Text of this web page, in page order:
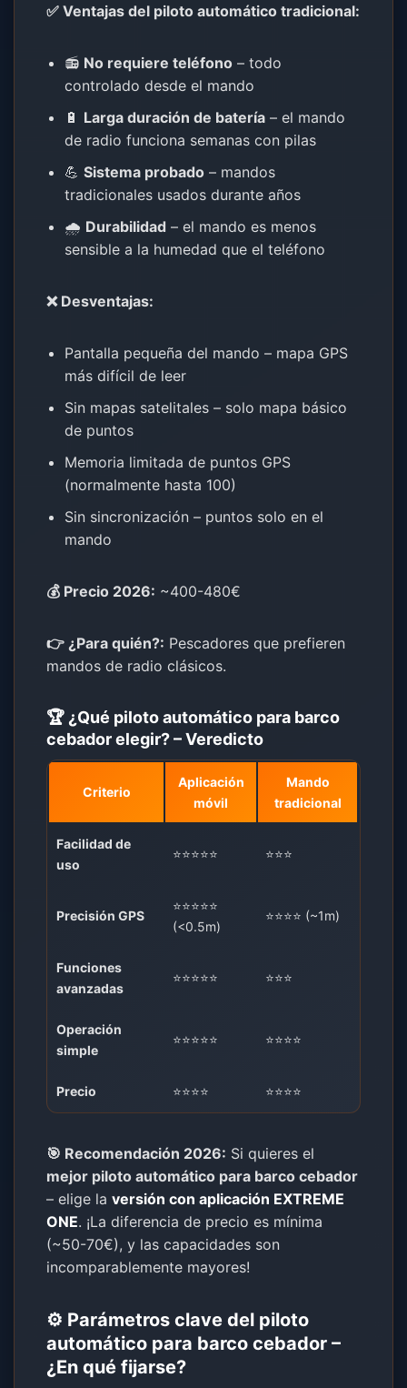
✅ Ventajas del piloto automático tradicional:
📻 No requiere teléfono – todo
controlado desde el mando
🔋 Larga duración de batería – el mando
de radio funciona semanas con pilas
💪Sistema probado – mandos
tradicionales usados durante años
🌧️ Durabilidad – el mando es menos
sensible a la humedad que el teléfono
❌ Desventajas:
Pantalla pequeña del mando – mapa GPS
más difícil de leer
Sin mapas satelitales – solo mapa básico
de puntos
Memoria limitada de puntos GPS
(normalmente hasta 100)
Sin sincronización – puntos solo en el
mando
💰 Precio 2026: ~400-480€
👉 ¿Para quién?: Pescadores que prefieren
mandos de radio clásicos.
🏆 ¿Qué piloto automático para barco
cebador elegir? – Veredicto
Criterio
Aplicación
móvil
Mando
tradicional
Facilidad de
uso
⭐⭐⭐⭐⭐ ⭐⭐⭐
Precisión GPS
⭐⭐⭐⭐⭐
(<0.5m)
⭐⭐⭐⭐ (~1m)
Funciones
avanzadas
⭐⭐⭐⭐⭐ ⭐⭐⭐
Operación
simple
⭐⭐⭐⭐⭐ ⭐⭐⭐⭐
Precio ⭐⭐⭐⭐ ⭐⭐⭐⭐
🎯 Recomendación 2026: Si quieres el
mejor piloto automático para barco cebador
– elige laversión con aplicación EXTREME
ONE. ¡La diferencia de precio es mínima
(~50-70€), y las capacidades son
incomparablemente mayores!
⚙️ Parámetros clave del piloto
automático para barco cebador –
¿En qué fijarse?